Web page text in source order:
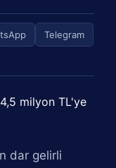
Telegram
dar gelirli